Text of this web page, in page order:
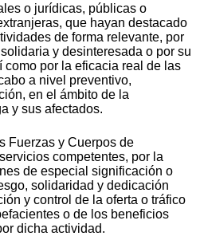
o jurídicas, públicas o
que hayan destacado
de forma relevante, por
y desinteresada o por su
por la eficacia real de las
a nivel preventivo,
en el ámbito de la
y sus afectados.
Fuerzas y Cuerpos de
competentes, por la
de especial significación o
solidaridad y dedicación
y control de la oferta o tráfico
o de los beneficios
dicha actividad.